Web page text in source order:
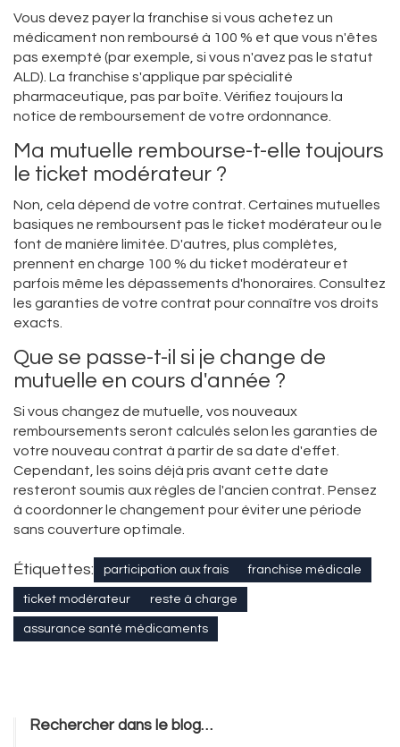
Vous devez payer la franchise si vous achetez un
médicament non remboursé à 100 % et que vous n'êtes
pas exempté (par exemple, si vous n'avez pas le statut
ALD). La franchise s'applique par spécialité
pharmaceutique, pas par boîte. Vérifiez toujours la
notice de remboursement de votre ordonnance.
Ma mutuelle rembourse-t-elle toujours
le ticket modérateur ?
Non, cela dépend de votre contrat. Certaines mutuelles
basiques ne remboursent pas le ticket modérateur ou le
font de manière limitée. D'autres, plus complètes,
prennent en charge 100 % du ticket modérateur et
parfois même les dépassements d'honoraires. Consultez
les garanties de votre contrat pour connaître vos droits
exacts.
Que se passe-t-il si je change de
mutuelle en cours d'année ?
Si vous changez de mutuelle, vos nouveaux
remboursements seront calculés selon les garanties de
votre nouveau contrat à partir de sa date d'effet.
Cependant, les soins déjà pris avant cette date
resteront soumis aux règles de l'ancien contrat. Pensez
à coordonner le changement pour éviter une période
sans couverture optimale.
Étiquettes: participation aux frais franchise médicale
ticket modérateur reste à charge
assurance santé médicaments
Rechercher dans le blog…